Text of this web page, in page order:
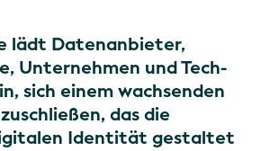
lädt Datenanbieter,
Unternehmen und Tech-
sich einem wachsenden
das die
Identität gestaltet